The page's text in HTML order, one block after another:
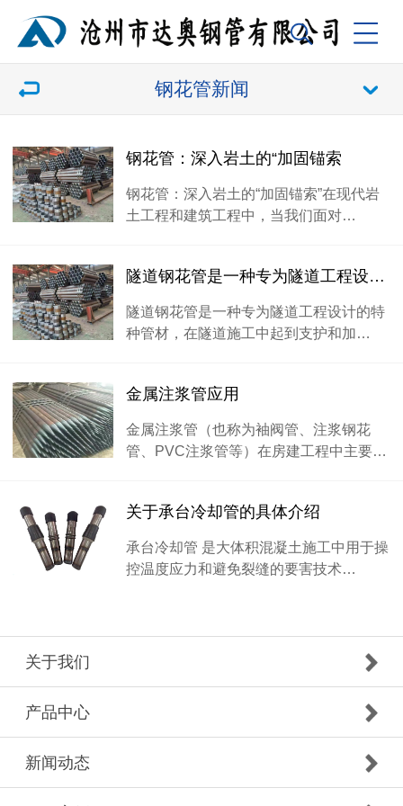
钢花管新闻
钢花管​：深入岩土的“加固锚索
钢花管：深入岩土的“加固锚索”在现代岩
土工程和建筑工程中，当我们面对…
隧道钢花管​是一种专为隧道工程设计的特种管材
隧道钢花管是一种专为隧道工程设计的特
种管材，在隧道施工中起到支护和加…
金属注浆管应用
金属注浆管（也称为袖阀管、注浆钢花
管、PVC注浆管等）在房建工程中主要…
关于承台冷却管的具体介绍
承台冷却管 是大体积混凝土施工中用于操
控温度应力和避免裂缝的要害技术…
关于我们
产品中心
新闻动态